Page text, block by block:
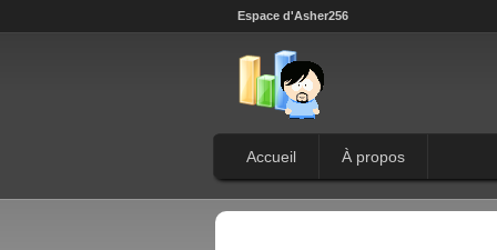
Espace d'Asher256
Accueil À propos